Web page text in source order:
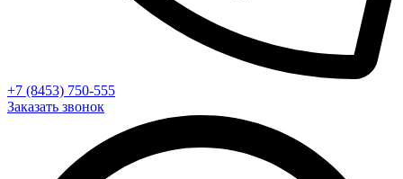
+7 (8453) 750-555
Заказать звонок